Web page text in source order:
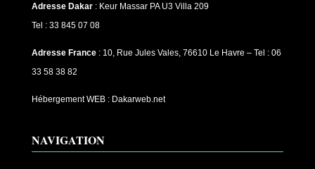
Adresse Dakar: Keur Massar PA U3 Villa 209
Tel : 33 845 07 08
Adresse France: 10, Rue Jules Vales, 76610 Le Havre – Tel : 06
33 58 38 82
Hébergement WEB : Dakarweb.net
NAVIGATION